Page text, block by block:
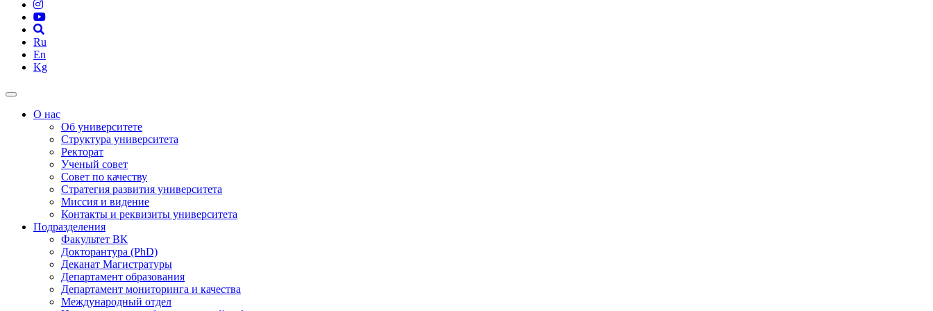
Ru
En
Kg
О нас
Об университете
Структура университета
Ректорат
Ученый совет
Совет по качеству
Стратегия развития университета
Миссия и видение
Контакты и реквизиты университета
Подразделения
Факультет ВК
Докторантура (PhD)
Деканат Магистратуры
Департамент образования
Департамент мониторинга и качества
Международный отдел